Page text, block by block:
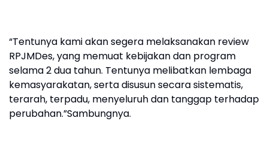
“Tentunya kami akan segera melaksanakan review
RPJMDes, yang memuat kebijakan dan program
selama 2 dua tahun. Tentunya melibatkan lembaga
kemasyarakatan, serta disusun secara sistematis,
terarah, terpadu, menyeluruh dan tanggap terhadap
perubahan.”Sambungnya.